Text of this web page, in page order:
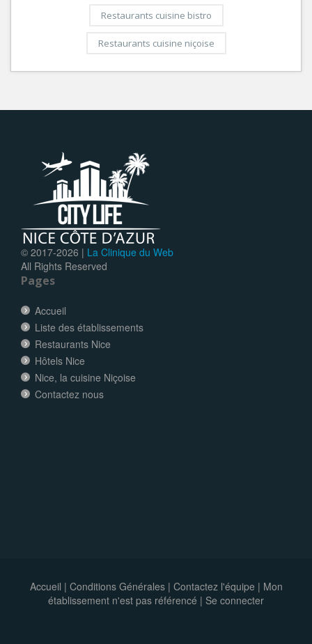
Restaurants cuisine bistro
Restaurants cuisine niçoise
© 2017-2026 | La Clinique du Web
All Rights Reserved
Pages
Accueil
Liste des établissements
Restaurants Nice
Hôtels Nice
Nice, la cuisine Niçoise
Contactez nous
Accueil | Conditions Générales| Contactez l'équipe | Mon
établissement n'est pas référencé | Se connecter